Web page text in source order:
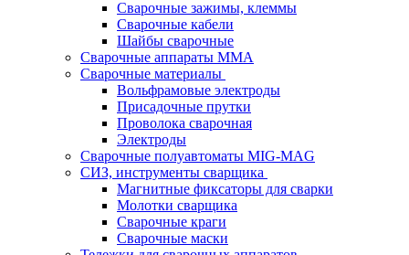
Сварочные зажимы, клеммы
Сварочные кабели
Шайбы сварочные
Сварочные аппараты MMA
Сварочные материалы
Вольфрамовые электроды
Присадочные прутки
Проволока сварочная
Электроды
Сварочные полуавтоматы MIG-MAG
СИЗ, инструменты сварщика
Магнитные фиксаторы для сварки
Молотки сварщика
Сварочные краги
Сварочные маски